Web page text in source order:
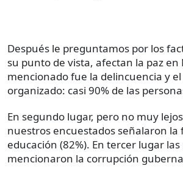
Después le preguntamos por los
su punto de vista, afectan la paz en
mencionado fue la delincuencia y
organizado: casi 90% de las
En segundo lugar, pero no muy
nuestros encuestados señalaron la
educación (82%). En tercer lugar
mencionaron la corrupción